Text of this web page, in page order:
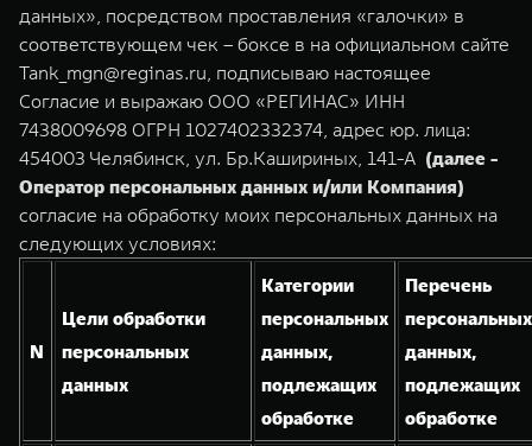
TANK 500
от 6 499 000 ₽
TANK 700
от 10 199 000 ₽
WEY 05
ПОКУПКА АВТОМОБИЛЯ
TANK Финансы
Корпоративным клиентам
TANK ФИНАНСЫ
TANK Кредит
TANK Страхование
Нулевое ТО
Сервис
Специальные предложения
Моторные масла
ЦИФРОВЫЕ СЕРВИСЫ TANK
Подписки
данных», посредством проставления «галочки» в
соответствующем чек – боксе в на официальном сайте
Tank_mgn@reginas.ru, подписываю настоящее
Согласие и выражаю ООО «РЕГИНАС» ИНН
7438009698 ОГРН 1027402332374, адрес юр. лица:
454003 Челябинск, ул. Бр.Кашириных, 141-А (далее -
Оператор персональных данных и/или Компания)
согласие на обработку моих персональных данных на
следующих условиях:
N
Цели обработки
персональных
данных
Категории
персональных
данных,
подлежащих
обработке
Перечень
персональных
данных,
подлежащих
обработке